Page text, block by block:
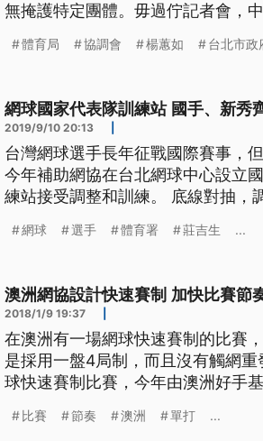
無掩護特定團體。毋過佇記者會，
華去到臺北地檢署，控告體育局官
體育局 協調會 楊蕙如 台北市政
網球國家代表隊訓練站 國手、新秀
2019/9/10 20:13
台灣網球選手長年征戰國際賽事，
今年補助網協在台北網球中心設立
練站接受調整和訓練。 底線對抽，
請協會協調訓練場地，今年4月台
網球 選手 體育署 莊吉生 ...
澳洲網協設計快速賽制 加快比賽節
2018/1/9 19:37
在澳洲有一場網球快速賽制的比賽
是採用一盤4局制，而且沒有觸網重發，希望能
球快速賽制比賽，今年由澳洲好手
(Grigor Dimitrov)的組合；第一點單
比賽 節奏 澳洲 單打 ...